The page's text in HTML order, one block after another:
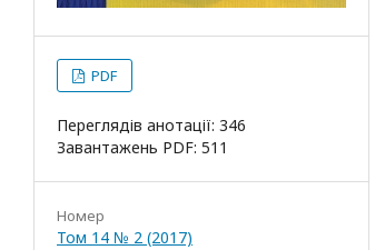
PDF
Переглядів анотації: 346
Завантажень PDF: 511
Номер
Том 14 № 2 (2017)